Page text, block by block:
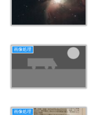
画像処理
画像処理